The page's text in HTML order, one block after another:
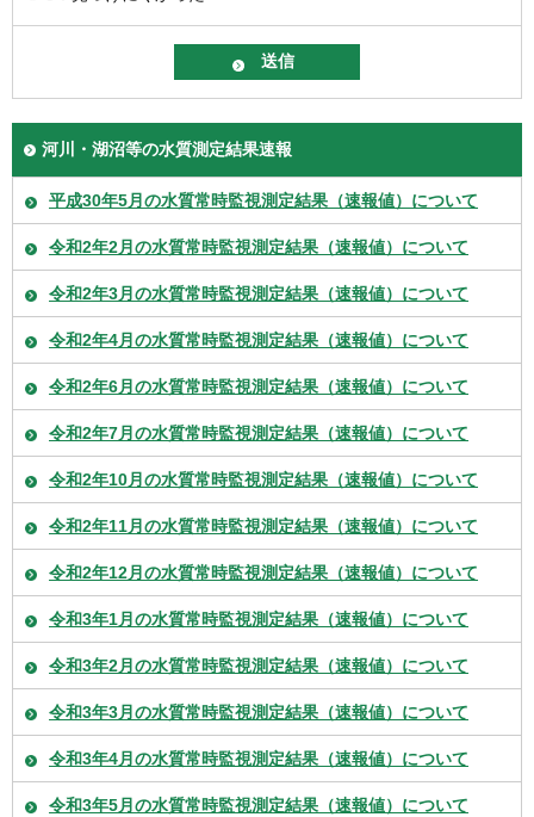
河川・湖沼等の水質測定結果速報
平成30年5月の水質常時監視測定結果（速報値）について
令和2年2月の水質常時監視測定結果（速報値）について
令和2年3月の水質常時監視測定結果（速報値）について
令和2年4月の水質常時監視測定結果（速報値）について
令和2年6月の水質常時監視測定結果（速報値）について
令和2年7月の水質常時監視測定結果（速報値）について
令和2年10月の水質常時監視測定結果（速報値）について
令和2年11月の水質常時監視測定結果（速報値）について
令和2年12月の水質常時監視測定結果（速報値）について
令和3年1月の水質常時監視測定結果（速報値）について
令和3年2月の水質常時監視測定結果（速報値）について
令和3年3月の水質常時監視測定結果（速報値）について
令和3年4月の水質常時監視測定結果（速報値）について
令和3年5月の水質常時監視測定結果（速報値）について